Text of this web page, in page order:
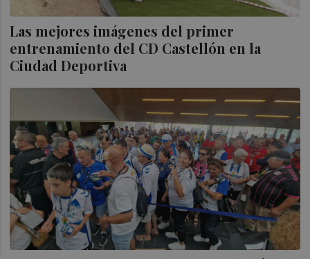
Las mejores imágenes del primer
entrenamiento del CD Castellón en la
Ciudad Deportiva